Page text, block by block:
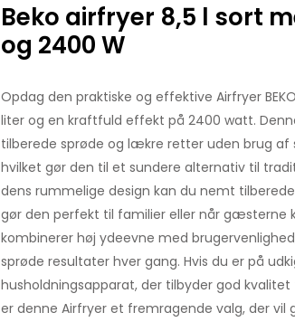
Beko airfryer 8,5 l sort
og 2400 W
Opdag den praktiske og effektive Airfryer
liter og en kraftfuld effekt på 2400 watt.
tilberede sprøde og lækre retter uden brug
hvilket gør den til et sundere alternativ til
dens rummelige design kan du nemt
gør den perfekt til familier eller når gæsterne
kombinerer høj ydeevne med
sprøde resultater hver gang. Hvis du er på
husholdningsapparat, der tilbyder god
er denne Airfryer et fremragende valg, der vil